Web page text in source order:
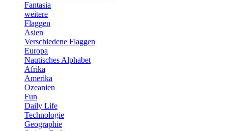
Fantasia
weitere
Flaggen
Asien
Verschiedene Flaggen
Europa
Nautisches Alphabet
Afrika
Amerika
Ozeanien
Fun
Daily Life
Technologie
Geographie